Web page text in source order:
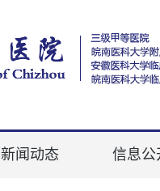
新闻动态 信息公